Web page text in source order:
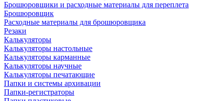
Брошюровщики и расходные материалы для переплета
Брошюровщик
Расходные материалы для брошюровщика
Резаки
Калькуляторы
Калькуляторы настольные
Калькуляторы карманные
Калькуляторы научные
Калькуляторы печатающие
Папки и системы архивации
Папки-регистраторы